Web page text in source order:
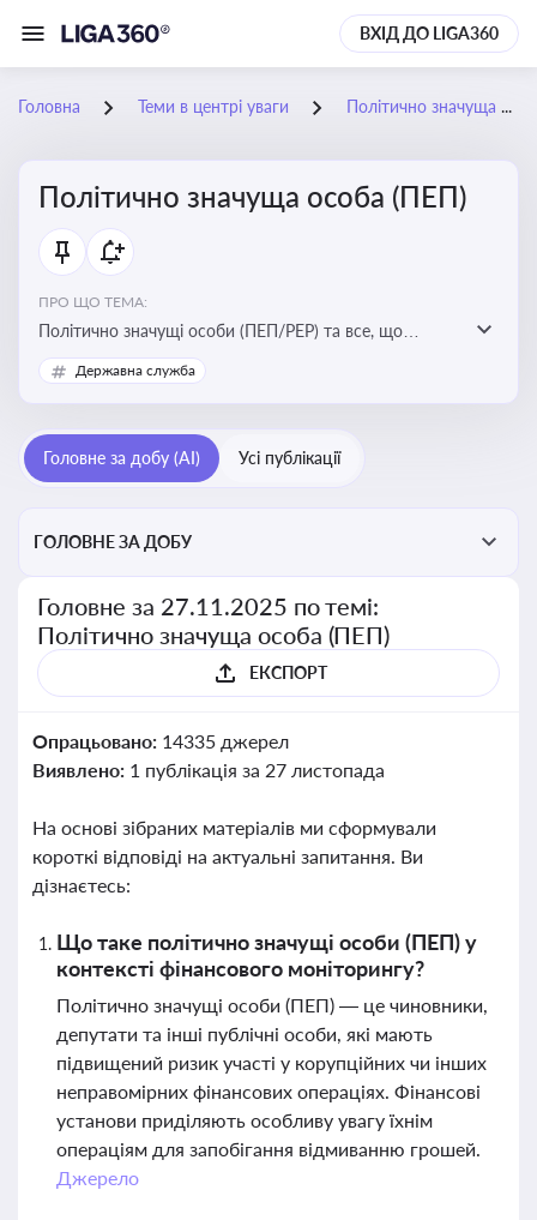
ВХІД ДО LIGA360
Головна Теми в центрі уваги Політично значуща особа (ПЕП)
Політично значуща особа (ПЕП)
ПРО ЩО ТЕМА:
Політично значущі особи (ПЕП/PEP) та все, що
стосується їх статусу
Державна служба
Головне за добу (AI) Усі публікації
ГОЛОВНЕ ЗА ДОБУ
Головне за 27.11.2025 по темі:
Політично значуща особа (ПЕП)
ЕКСПОРТ
Опрацьовано: 14335 джерел
Виявлено: 1 публікація за 27 листопада
На основі зібраних матеріалів ми сформували
короткі відповіді на актуальні запитання. Ви
дізнаєтесь:
Що таке політично значущі особи (ПЕП) у
контексті фінансового моніторингу?
Політично значущі особи (ПЕП) — це чиновники,
депутати та інші публічні особи, які мають
підвищений ризик участі у корупційних чи інших
неправомірних фінансових операціях. Фінансові
установи приділяють особливу увагу їхнім
операціям для запобігання відмиванню грошей.
Джерело